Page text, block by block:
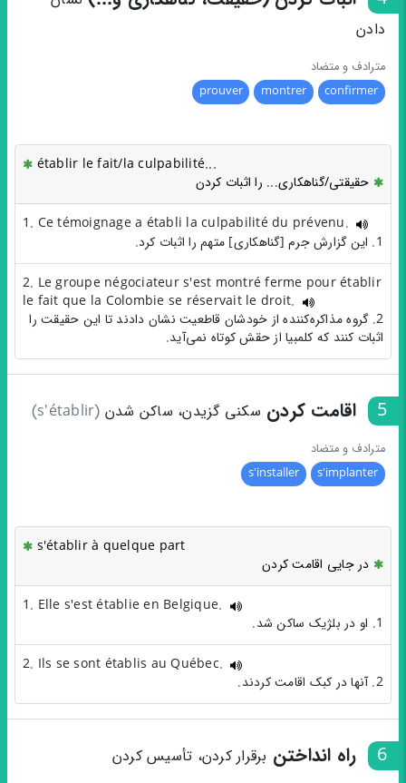
دادن
مترادف و متضاد
confirmer
montrer
prouver
établir le fait/la culpabilité...
حقیقتی/گناهکاری... را اثبات کردن
1. Ce témoignage a établi la culpabilité du prévenu.
1. این گزارش جرم [گناهکاری] متهم را اثبات کرد.
2. Le groupe négociateur s'est montré ferme pour établir
le fait que la Colombie se réservait le droit.
2. گروه مذاکره‌کننده از خودشان قاطعیت نشان دادند تا این حقیقت را
اثبات کنند که کلمبیا از حقش کوتاه نمی‌آید.
5 اقامت کردن سکنی گزیدن، ساکن شدن (s'établir)
مترادف و متضاد
s'implanter
s'installer
s'établir à quelque part
در جایی اقامت کردن
1. Elle s'est établie en Belgique.
1. او در بلژیک ساکن شد.
2. Ils se sont établis au Québec.
2. آنها در کبک اقامت کردند.
6 راه انداختن برقرار کردن، تأسیس کردن